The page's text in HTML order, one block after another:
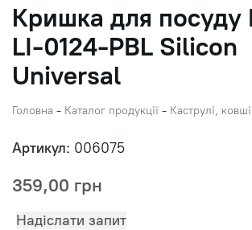
Кришка для посуду
LI-0124-PBL Silicon
Universal
Головна - Каталог продукції - Каструлі, ковші
Артикул: 006075
359,00 грн
Надіслати запит